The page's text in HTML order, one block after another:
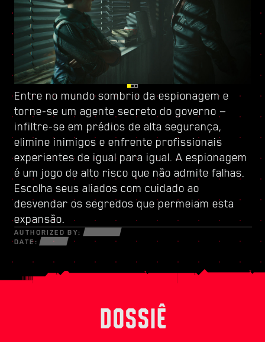
Entre no mundo sombrio da espionagem e
torne-se um agente secreto do governo —
infiltre-se em prédios de alta segurança,
elimine inimigos e enfrente profissionais
experientes de igual para igual. A espionagem
é um jogo de alto risco que não admite falhas.
Escolha seus aliados com cuidado ao
desvendar os segredos que permeiam esta
expansão.
AUTHORIZED BY:
DATE:
Fique de olhos abertos em Dogtown, ruínas de
uma cidade dentro da cidade, governada por
uma milícia pronta para atirar. Suas
estruturas frágeis guardam segredos e
oportunidades que só se revelam a quem
estiver disposto a fazer o que for preciso.
Dentro de suas paredes, descubra serviços e
missões eletrizantes nos quais você arriscará
tudo.
Fortaleça-se com
uma nova árvore de habilidades e crie um
estilo de jogo único — use todas as novas
armas e cibernéticas à sua disposição para
sobreviver em um mundo fragmentado de
traficantes desesperados, trilha-redes
astutos e mercenários implacáveis em busca
de lucro e poder.
DOSSIÊ